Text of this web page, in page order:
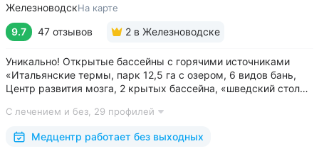
ЖелезноводскНа карте
9.7 47 отзывов 2 в Железноводске
Уникально! Открытые бассейны с горячими источниками
«Итальянские термы, парк 12,5 га с озером, 6 видов бань,
Центр развития мозга, 2 крытых бассейна, «шведский стол»
большой спа-комплекс, вода «Легенда Кавказа» •
Расположен в уединенном...
С лечением и без, 29 профилей
Медцентр работает без выходных